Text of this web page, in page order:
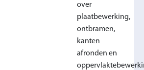
over
plaatbewerking,
ontbramen,
kanten
afronden en